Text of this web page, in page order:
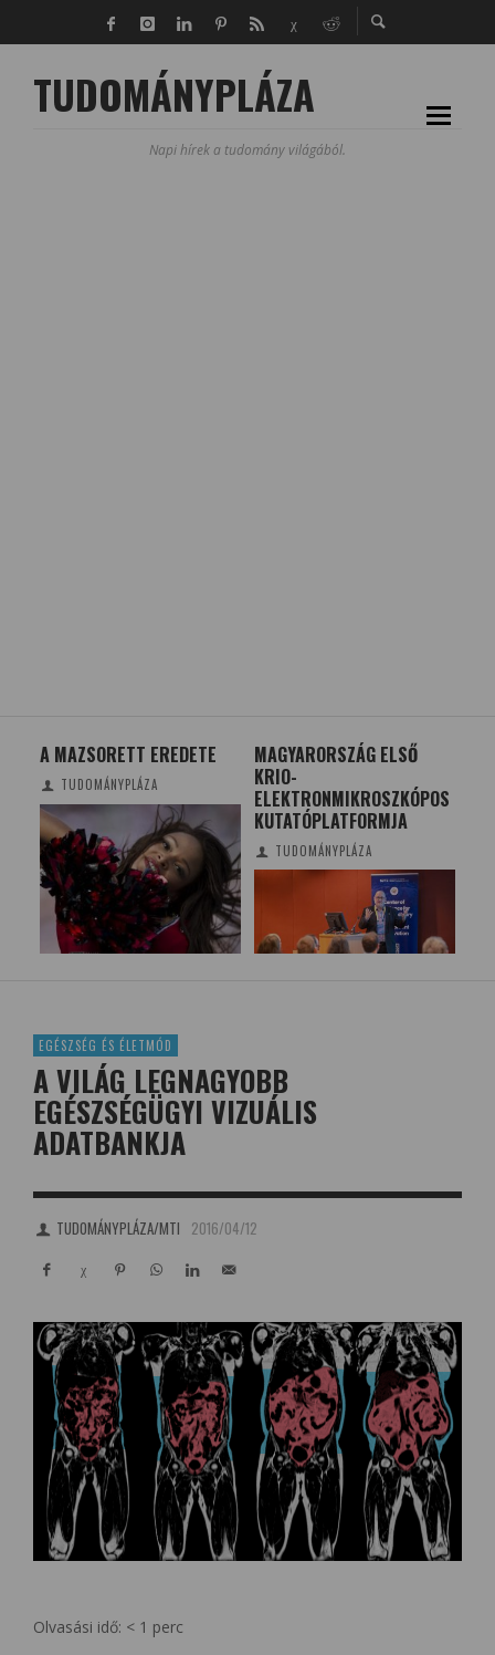
TUDOMÁNYPLÁZA
Napi hírek a tudomány világából.
A MAZSORETT EREDETE
TUDOMÁNYPLÁZA
MAGYARORSZÁG ELSŐ
KRIO-
ELEKTRONMIKROSZKÓPOS
KUTATÓPLATFORMJA
TUDOMÁNYPLÁZA
EGÉSZSÉG ÉS ÉLETMÓD
A VILÁG LEGNAGYOBB
EGÉSZSÉGÜGYI VIZUÁLIS
ADATBANKJA
TUDOMÁNYPLÁZA/MTI 2016/04/12
Olvasási idő: < 1 perc